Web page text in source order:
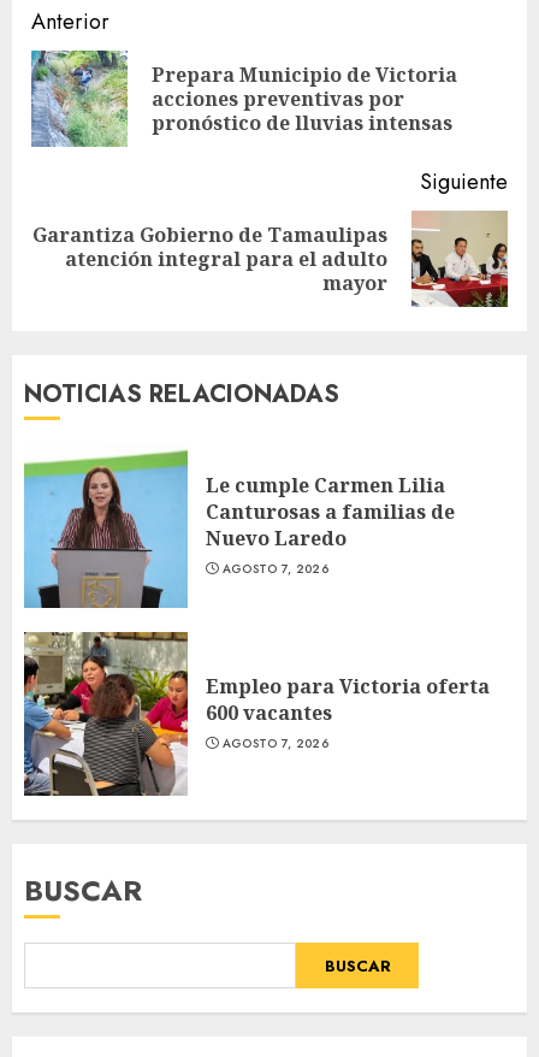
Sigue
leyendo
Anterior
Prepara Municipio de Victoria
acciones preventivas por
pronóstico de lluvias intensas
Siguiente
Siguiente
Garantiza Gobierno de Tamaulipas
atención integral para el adulto
mayor
NOTICIAS RELACIONADAS
Le cumple Carmen Lilia
Canturosas a familias de
Nuevo Laredo
AGOSTO 7, 2026
Empleo para Victoria oferta
600 vacantes
AGOSTO 7, 2026
BUSCAR
BUSCAR